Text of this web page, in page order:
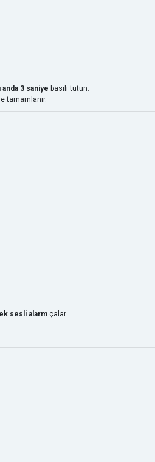
anda 3 saniye basılı tutun.
tamamlanır.
sesli alarm çalar